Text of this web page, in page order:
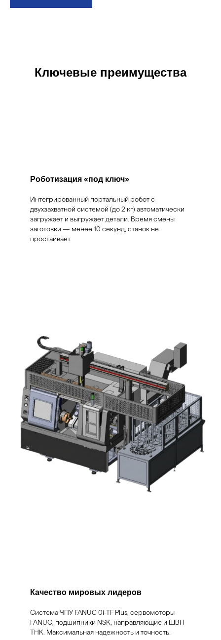
Ключевые преимущества
Роботизация «под ключ»
Интегрированный портальный робот с
двухзахватной системой (до 2 кг) автоматически
загружает и выгружает детали. Время смены
заготовки — менее 10 секунд, станок не
простаивает.
Качество мировых лидеров
Система ЧПУ FANUC 0i-TF Plus, сервомоторы
FANUC, подшипники NSK, направляющие и ШВП
THK. Максимальная надежность и точность.